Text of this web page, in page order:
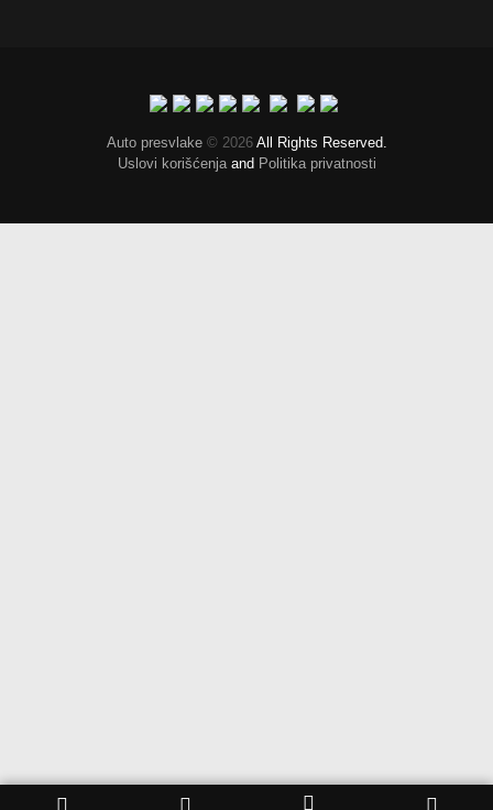
Auto presvlake© 2026 All Rights Reserved.
Uslovi korišćenja and Politika privatnosti